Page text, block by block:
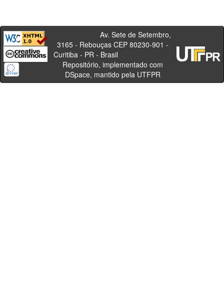
Av. Sete de Setembro,
3165 - Rebouças CEP 80230-901 -
Curitiba - PR - Brasil
Repositório, implementado com
DSpace, mantido pela UTFPR